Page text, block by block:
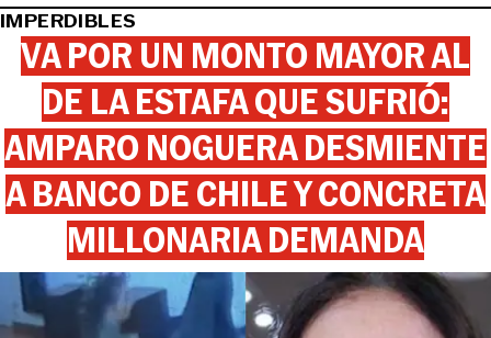
IMPERDIBLES
VA POR UN MONTO MAYOR AL
DE LA ESTAFA QUE SUFRIÓ:
AMPARO NOGUERA DESMIENTE
A BANCO DE CHILE Y CONCRETA
MILLONARIA DEMANDA